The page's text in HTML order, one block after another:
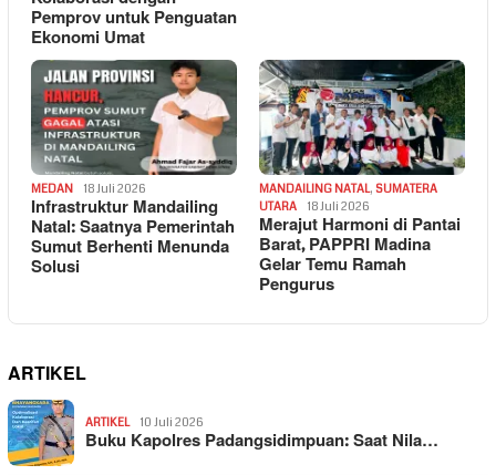
Pemprov untuk Penguatan
Ekonomi Umat
MEDAN 18 Juli 2026
Infrastruktur Mandailing
Natal: Saatnya Pemerintah
Sumut Berhenti Menunda
Solusi
MANDAILING NATAL, SUMATERA
UTARA
18 Juli 2026
Merajut Harmoni di Pantai
Barat, PAPPRI Madina
Gelar Temu Ramah
Pengurus
ARTIKEL
ARTIKEL 10 Juli 2026
Buku Kapolres Padangsidimpuan: Saat Nila…